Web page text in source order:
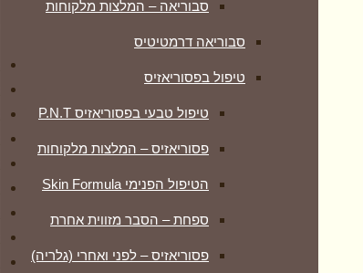
סבוריאה – המלצות מלקוחות
סבוריאה דרמטיטיס
טיפול בפסוריאזיס
טיפול טבעי בפסוריאזיס P.N.T
פסוריאזיס – המלצות מלקוחות
הטיפול הפנימי Skin Formula
ספחת – הסבר מזווית אחרת
פסוריאזיס – לפני ואחרי (גלריה)